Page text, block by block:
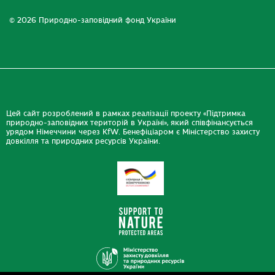
© 2026 Природно-заповідний фонд України
Цей сайт розроблений в рамках реалізації проекту «Підтримка
природно-заповідних територій в Україні», який співфінансується
урядом Німеччини через KfW. Бенефіціаром є Міністерство захисту
довкілля та природних ресурсів України.